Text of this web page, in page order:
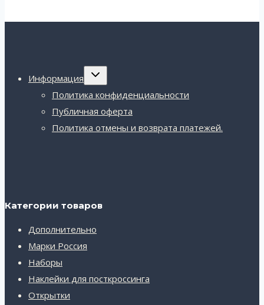
Информация
Переключить
Политика конфиденциальности
Публичная оферта
Политика отмены и возврата платежей.
Категории товаров
Дополнительно
Марки Россия
Наборы
Наклейки для посткроссинга
Открытки